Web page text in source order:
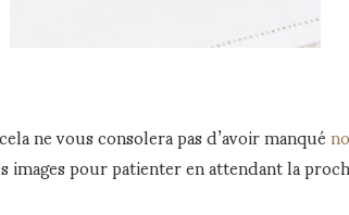
ne vous consolera pas d’avoir manqué
images pour patienter en attendant la